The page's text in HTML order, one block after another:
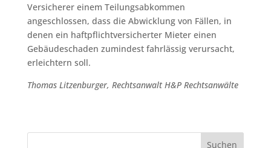
Versicherer einem Teilungsabkommen
angeschlossen, dass die Abwicklung von Fällen, in
denen ein haftpflichtversicherter Mieter einen
Gebäudeschaden zumindest fahrlässig verursacht,
erleichtern soll.
Thomas Litzenburger, Rechtsanwalt H&P Rechtsanwälte